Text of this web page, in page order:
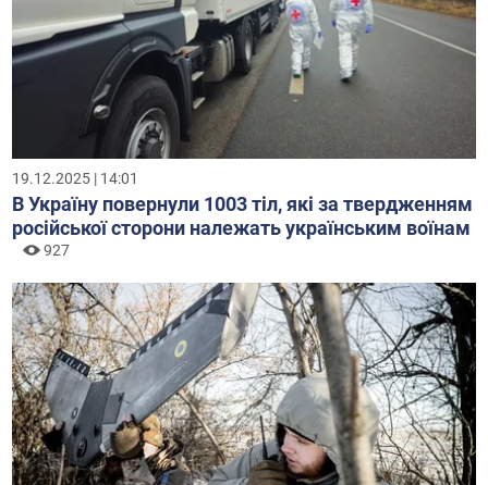
19.12.2025 | 14:01
В Україну повернули 1003 тіл, які за твердженням
російської сторони належать українським воїнам
927